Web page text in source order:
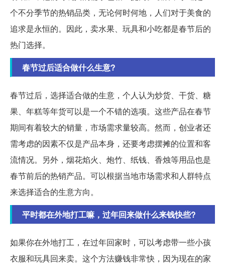
个不分季节的热销品类，无论何时何地，人们对于美食的
追求是永恒的。因此，卖水果、玩具和小吃都是春节后的
热门选择。
春节过后适合做什么生意?
春节过后，选择适合做的生意，个人认为炒货、干货、糖
果、年糕等年货可以是一个不错的选项。这些产品在春节
期间有着较大的销量，市场需求量较高。然而，创业者还
需考虑的因素不仅是产品本身，还要考虑摆摊的位置和客
流情况。另外，烟花焰火、炮竹、纸钱、香烛等用品也是
春节前后的热销产品。可以根据当地市场需求和人群特点
来选择适合的生意方向。
平时都在外地打工嘛，过年回来做什么来钱快些?
如果你在外地打工，在过年回家时，可以考虑带一些小孩
衣服和玩具回来卖。这个方法赚钱非常快，因为现在的家